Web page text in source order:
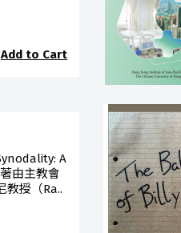
Add to Cart
A
由主教會
教授（Ra..